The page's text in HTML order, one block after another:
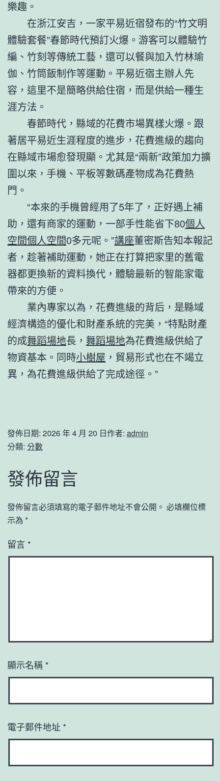
樂趣。
在浙江安吉，一家平易近宿發布的“竹文明
體驗套餐”春節時代預訂火爆。游客可以體驗竹
編、竹刻等傳統工藝，還可以餐與加入竹林瑜
伽、竹筒飯制作等運動。平易近宿主辦人先
容，這里不是簡略供給住宿，而是供給一種生
涯方法。
春節時代，縣域的花費市場異樣火爆。跟
著居平易近生涯程度的進步，花費進級的趨向
在縣域市場愈發現顯。尤其是“兩新”政策加力擴
圍以來，手機、平板等數碼產物成為花費熱
門。
“本來的手機曾經用了5年了，正好遇上補
助，還有商家的運動，一部手性能省下80個人
空間個人空間0多元呢。”講座董密斯告知本報記
者，趁著補助運動，她正在打算把家里的舊電
器都更換新的資料換代，體驗最新的智能家電
帶來的方便。
業內專家以為，花費進級的背后，是縣域
經濟構造的優化和財產系統的完美，“特點財產
的成舞蹈場地長， 舞蹈場地為花費進級供給了
物資基本。同時小樹屋 ，貿易形式也在不竭立
異，為花費進級供給了完成途徑。”
發佈日期: 2026 年 4 月 20 日作者: admin
分類: 分數
發佈留言
發佈留言必須填寫的電子郵件地址不會公開。 必填欄位標
示為 *
留言 *
顯示名稱 *
電子郵件地址 *